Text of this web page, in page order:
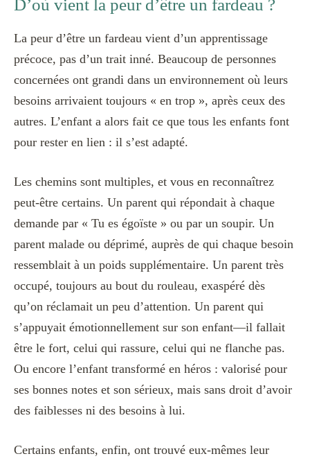
D’où vient la peur d’être un fardeau ?
La peur d’être un fardeau vient d’un apprentissage
précoce, pas d’un trait inné. Beaucoup de personnes
concernées ont grandi dans un environnement où leurs
besoins arrivaient toujours « en trop », après ceux des
autres. L’enfant a alors fait ce que tous les enfants font
pour rester en lien : il s’est adapté.
Les chemins sont multiples, et vous en reconnaîtrez
peut-être certains. Un parent qui répondait à chaque
demande par « Tu es égoïste » ou par un soupir. Un
parent malade ou déprimé, auprès de qui chaque besoin
ressemblait à un poids supplémentaire. Un parent très
occupé, toujours au bout du rouleau, exaspéré dès
qu’on réclamait un peu d’attention. Un parent qui
s’appuyait émotionnellement sur son enfant—il fallait
être le fort, celui qui rassure, celui qui ne flanche pas.
Ou encore l’enfant transformé en héros : valorisé pour
ses bonnes notes et son sérieux, mais sans droit d’avoir
des faiblesses ni des besoins à lui.
Certains enfants, enfin, ont trouvé eux-mêmes leur